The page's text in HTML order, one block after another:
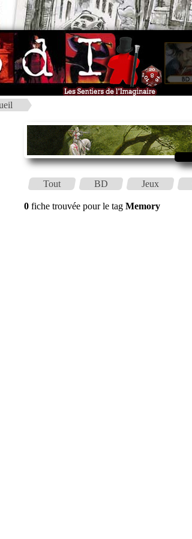
Tout BD Jeux
0 fiche trouvée pour le tag Memory